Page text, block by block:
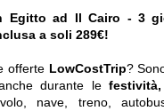
Egitto ad Il Cairo - 3
a soli 289€!
offerte LowCostTrip?
durante le
nave, treno,